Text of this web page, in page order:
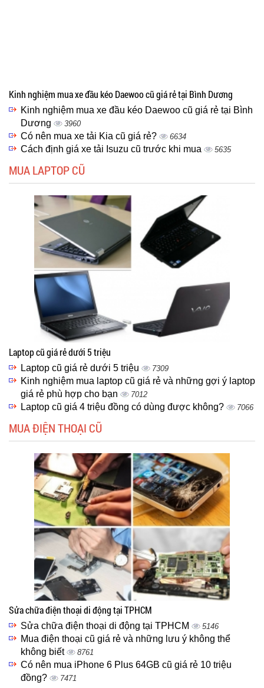
Kinh nghiệm mua xe đầu kéo Daewoo cũ giá rẻ tại Bình Dương
Kinh nghiệm mua xe đầu kéo Daewoo cũ giá rẻ tại Bình
Dương
3960
Có nên mua xe tải Kia cũ giá rẻ? 6634
Cách định giá xe tải Isuzu cũ trước khi mua 5635
MUA LAPTOP CŨ
Laptop cũ giá rẻ dưới 5 triệu
Laptop cũ giá rẻ dưới 5 triệu 7309
Kinh nghiệm mua laptop cũ giá rẻ và những gợi ý laptop
giá rẻ phù hợp cho bạn
7012
Laptop cũ giá 4 triệu đồng có dùng được không? 7066
MUA ĐIỆN THOẠI CŨ
Sửa chữa điện thoại di động tại TPHCM
Sửa chữa điện thoại di động tại TPHCM 5146
Mua điện thoại cũ giá rẻ và những lưu ý không thể
không biết
8761
Có nên mua iPhone 6 Plus 64GB cũ giá rẻ 10 triệu
đồng?
7471